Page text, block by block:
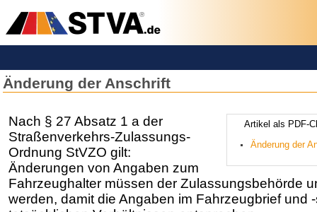
Änderung der Anschrift
­­­­­­Artikel ­a­ls P­DF-
­­­Änderung der
­Nach § 27 Absatz 1 a der
Straßenverkehrs-Zulassungs-
Ordnung StVZO gilt:
Änderungen von Angaben zum
Fahrzeughalter müssen der Zulassungsbehörde
werden, damit die Angaben im Fahrzeugbrief und